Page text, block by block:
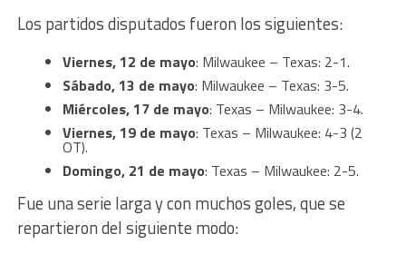
Los partidos disputados fueron los siguientes:
Viernes, 12 de mayo: Milwaukee – Texas: 2-1.
Sábado, 13 de mayo: Milwaukee – Texas: 3-5.
Miércoles, 17 de mayo: Texas – Milwaukee: 3-4.
Viernes, 19 de mayo: Texas – Milwaukee: 4-3 (2
OT).
Domingo, 21 de mayo: Texas – Milwaukee: 2-5.
Fue una serie larga y con muchos goles, que se
repartieron del siguiente modo: